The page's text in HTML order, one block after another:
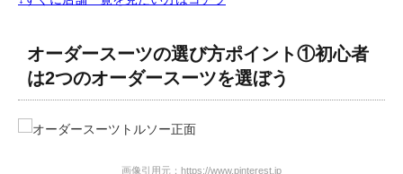
オーダースーツの選び方ポイント①初心者
は2つのオーダースーツを選ぼう
画像引用元： https://www.pinterest.jp